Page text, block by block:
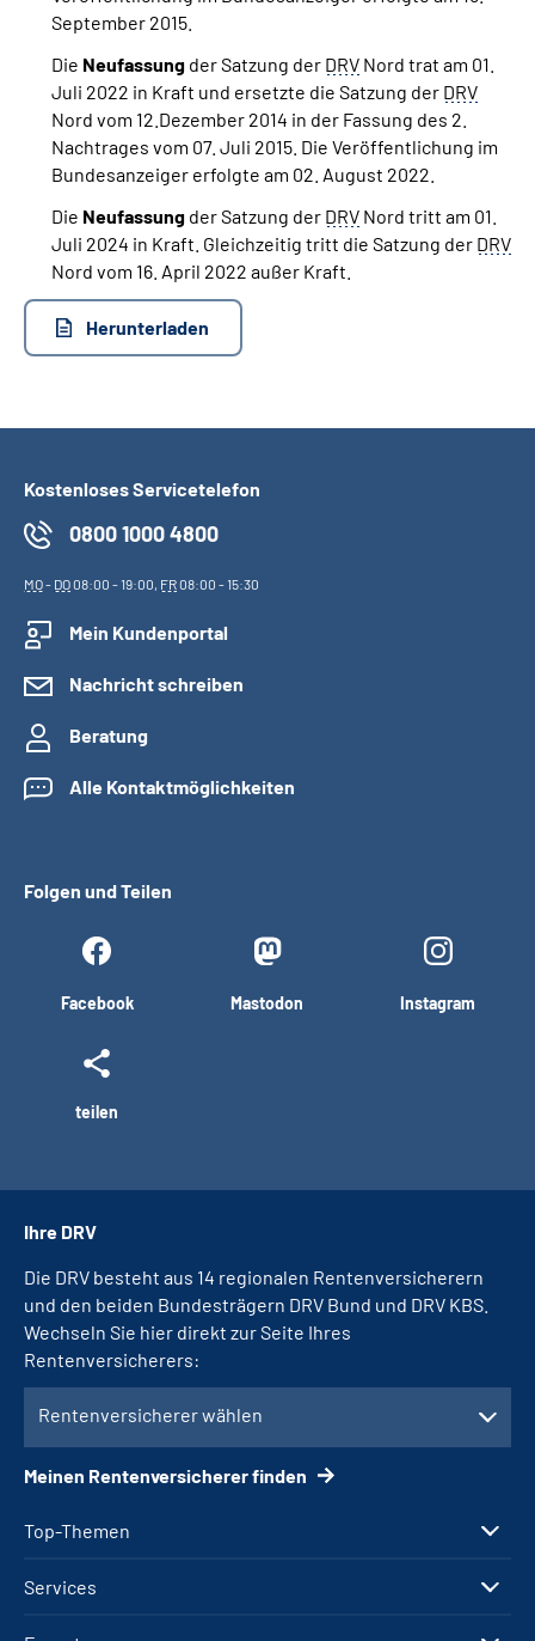
September 2015.
Die Neufassung der Satzung der DRV Nord trat am 01.
Juli 2022 in Kraft und ersetzte die Satzung der DRV
Nord vom 12.Dezember 2014 in der Fassung des 2.
Nachtrages vom 07. Juli 2015. Die Veröffentlichung im
Bundesanzeiger erfolgte am 02. August 2022.
Die Neufassung der Satzung der DRV Nord tritt am 01.
Juli 2024 in Kraft. Gleichzeitig tritt die Satzung der DRV
Nord vom 16. April 2022 außer Kraft.
Herunterladen
Kostenloses Servicetelefon
0800 1000 4800
MO- DO08:00 - 19:00, FR08:00 - 15:30
Mein Kundenportal
Nachricht schreiben
Beratung
Alle Kontaktmöglichkeiten
Folgen und Teilen
Facebook Mastodon Instagram
teilen
Top-Themen
Services
Ihre DRV
Die DRV besteht aus 14 regionalen Rentenversicherern
und den beiden Bundesträgern DRV Bund und DRV KBS.
Wechseln Sie hier direkt zur Seite Ihres
Rentenversicherers:
Rentenversicherer wählen
Meinen Rentenversicherer finden